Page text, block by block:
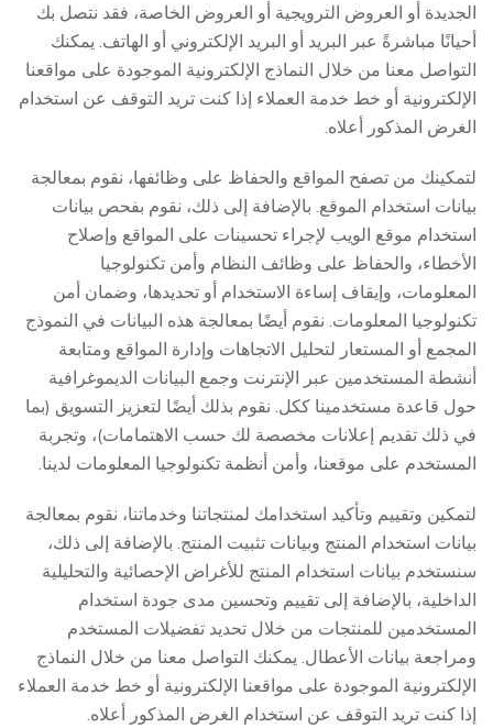
الجديدة أو العروض الترويجية أو العروض الخاصة، فقد نتصل بك
أحيانًا مباشرةً عبر البريد أو البريد الإلكتروني أو الهاتف. يمكنك
التواصل معنا من خلال النماذج الإلكترونية الموجودة على مواقعنا
الإلكترونية أو خط خدمة العملاء إذا كنت تريد التوقف عن استخدام
الغرض المذكور أعلاه.
لتمكينك من تصفح المواقع والحفاظ على وظائفها، نقوم بمعالجة
بيانات استخدام الموقع. بالإضافة إلى ذلك، نقوم بفحص بيانات
استخدام موقع الويب لإجراء تحسينات على المواقع وإصلاح
الأخطاء، والحفاظ على وظائف النظام وأمن تكنولوجيا
المعلومات، وإيقاف إساءة الاستخدام أو تحديدها، وضمان أمن
تكنولوجيا المعلومات. نقوم أيضًا بمعالجة هذه البيانات في النموذج
المجمع أو المستعار لتحليل الاتجاهات وإدارة المواقع ومتابعة
أنشطة المستخدمين عبر الإنترنت وجمع البيانات الديموغرافية
حول قاعدة مستخدمينا ككل. نقوم بذلك أيضًا لتعزيز التسويق (بما
في ذلك تقديم إعلانات مخصصة لك حسب الاهتمامات)، وتجربة
المستخدم على موقعنا، وأمن أنظمة تكنولوجيا المعلومات لدينا.
لتمكين وتقييم وتأكيد استخدامك لمنتجاتنا وخدماتنا، نقوم بمعالجة
بيانات استخدام المنتج وبيانات تثبيت المنتج. بالإضافة إلى ذلك،
سنستخدم بيانات استخدام المنتج للأغراض الإحصائية والتحليلية
الداخلية، بالإضافة إلى تقييم وتحسين مدى جودة استخدام
المستخدمين للمنتجات من خلال تحديد تفضيلات المستخدم
ومراجعة بيانات الأعطال. يمكنك التواصل معنا من خلال النماذج
الإلكترونية الموجودة على مواقعنا الإلكترونية أو خط خدمة العملاء
إذا كنت تريد التوقف عن استخدام الغرض المذكور أعلاه.